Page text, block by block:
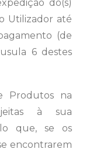
do(s)
Utilizador até
(de
6 destes
Produtos na
à sua
que, se os
encontrarem